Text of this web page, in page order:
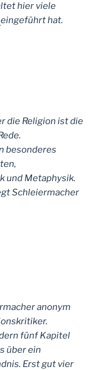
hier viele
eingeführt hat.
die Religion ist die
besonderes
und Metaphysik.
Schleiermacher
anonym
fünf Kapitel
über ein
Erst gut vier